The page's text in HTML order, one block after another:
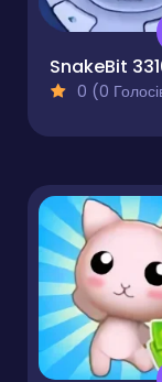
SnakeBit
0 (0